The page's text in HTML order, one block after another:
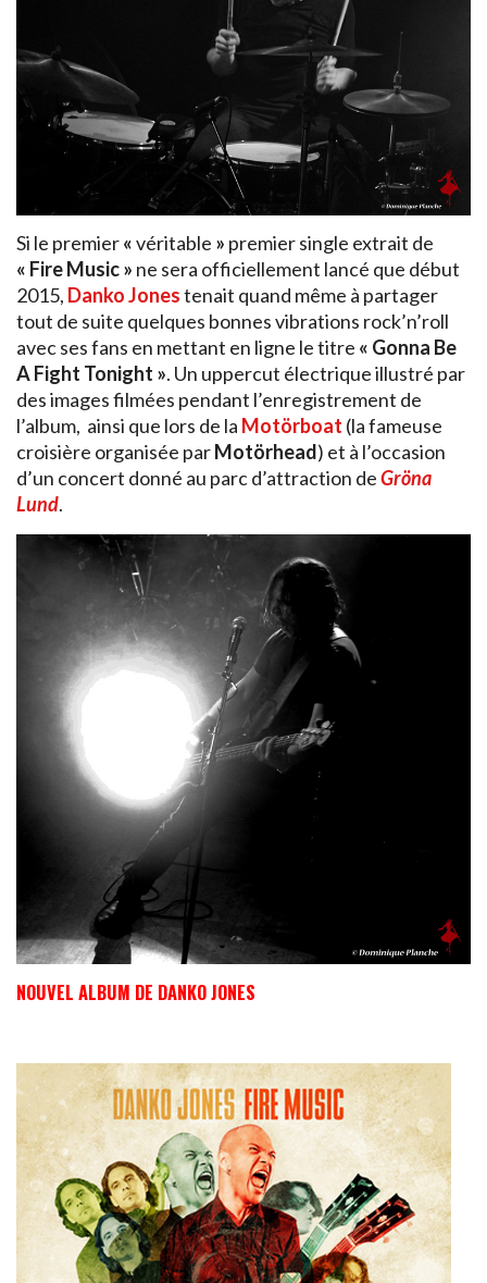
Si le premier«véritable » premier single extrait de
« Fire Music » ne sera officiellement lancé que début
2015, DankoJonestenait quand même à partager
tout de suite quelques bonnes vibrations rock’n’roll
avec ses fans en mettant en ligne le titre « Gonna Be
A Fight Tonight ». Un uppercut électrique illustré par
des images filmées pendant l’enregistrement de
l’album, ainsi que lors de la Motörboat (la fameuse
croisière organisée parMotörhead) et à l’occasion
d’un concert donné au parc d’attraction deGröna
Lund.
NOUVEL ALBUM DE DANKO JONES